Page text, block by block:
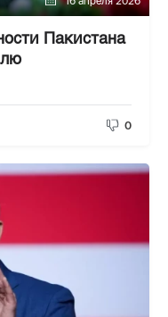
Пакистана
0